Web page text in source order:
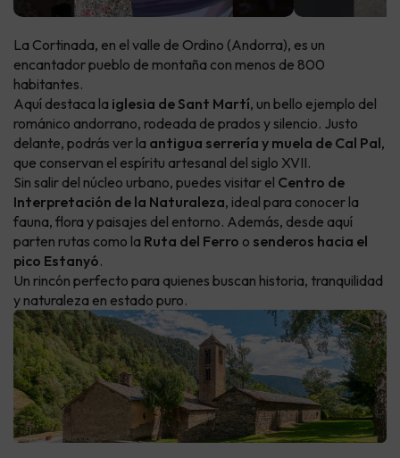
La Cortinada, en el valle de Ordino (Andorra), es un
encantador pueblo de montaña con menos de 800
habitantes.
Aquí destaca la iglesia de Sant Martí, un bello ejemplo del
románico andorrano, rodeada de prados y silencio. Justo
delante, podrás ver la antigua serrería y muela de Cal Pal,
que conservan el espíritu artesanal del siglo XVII.
Sin salir del núcleo urbano, puedes visitar el Centro de
Interpretación de la Naturaleza, ideal para conocer la
fauna, flora y paisajes del entorno. Además, desde aquí
parten rutas como la Ruta del Ferro o senderos hacia el
pico Estanyó.
Un rincón perfecto para quienes buscan historia, tranquilidad
y naturaleza en estado puro.